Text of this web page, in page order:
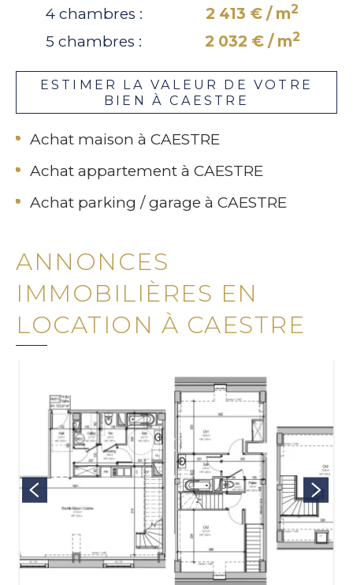
4 chambres : 2 413 € / m2
5 chambres : 2 032 € / m2
ESTIMER LA VALEUR DE VOTRE
BIEN À CAESTRE
Achat maison à CAESTRE
Achat appartement à CAESTRE
Achat parking / garage à CAESTRE
ANNONCES
IMMOBILIÈRES EN
LOCATION À CAESTRE